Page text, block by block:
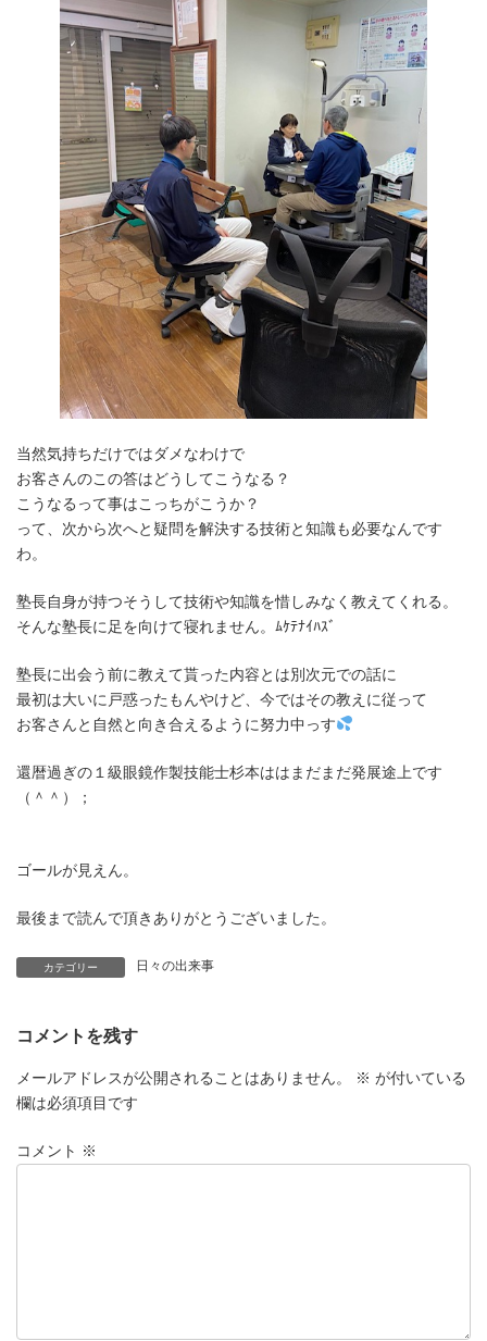
当然気持ちだけではダメなわけで
お客さんのこの答はどうしてこうなる？
こうなるって事はこっちがこうか？
って、次から次へと疑問を解決する技術と知識も必要なんです
わ。
塾長自身が持つそうして技術や知識を惜しみなく教えてくれる。
そんな塾長に足を向けて寝れません。ﾑｹﾃﾅｲﾊｽﾞ
塾長に出会う前に教えて貰った内容とは別次元での話に
最初は大いに戸惑ったもんやけど、今ではその教えに従って
お客さんと自然と向き合えるように努力中っす
還暦過ぎの１級眼鏡作製技能士杉本ははまだまだ発展途上です
（＾＾）；
ゴールが見えん。
最後まで読んで頂きありがとうございました。
カテゴリー 日々の出来事
コメントを残す
メールアドレスが公開されることはありません。 ※ が付いている
欄は必須項目です
コメント ※